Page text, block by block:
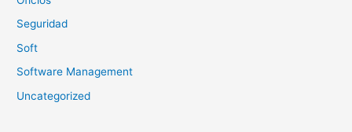
Seguridad
Soft
Software Management
Uncategorized